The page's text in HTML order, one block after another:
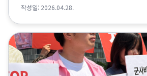
작성일: 2026.04.28.